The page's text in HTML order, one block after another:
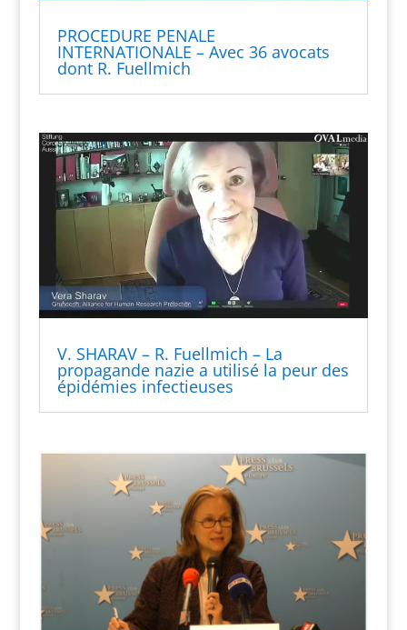
PROCEDURE PENALE
INTERNATIONALE – Avec 36 avocats
dont R. Fuellmich
V. SHARAV – R. Fuellmich – La
propagande nazie a utilisé la peur des
épidémies infectieuses